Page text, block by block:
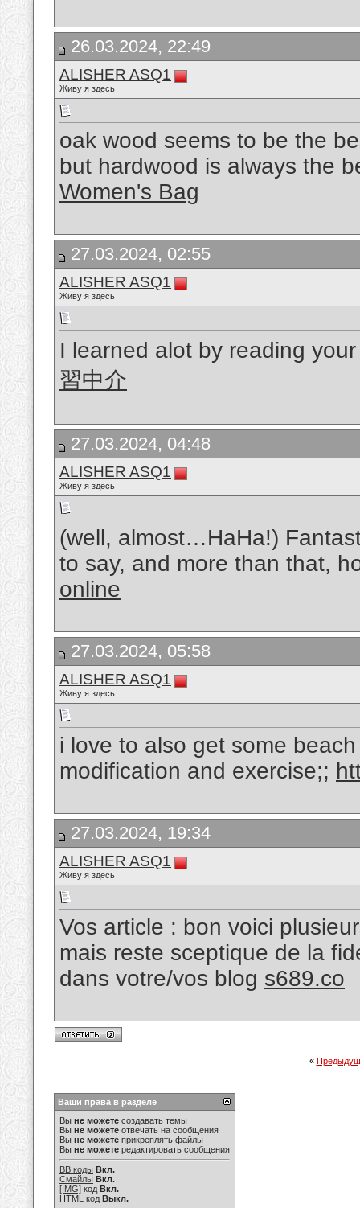
26.03.2024, 22:49
ALISHER ASQ1
Живу я здесь
oak wood seems to be the
but hardwood is always the
Women's Bag
27.03.2024, 02:55
ALISHER ASQ1
Живу я здесь
I learned alot by reading
習中介
27.03.2024, 04:48
ALISHER ASQ1
Живу я здесь
(well, almost…HaHa!)
to say, and more than that,
online
27.03.2024, 05:58
ALISHER ASQ1
Живу я здесь
i love to also get some
modification and exercise;;
27.03.2024, 19:34
ALISHER ASQ1
Живу я здесь
Vos article : bon voici
mais reste sceptique de la
dans votre/vos blog s689.co
«
Ваши права в разделе
Вы не можете создавать темы
Вы не можете отвечать на сообщения
Вы не можете прикреплять файлы
Вы не можете редактировать сообщения
BB коды Вкл.
Смайлы Вкл.
[IMG] код Вкл.
HTML код Выкл.